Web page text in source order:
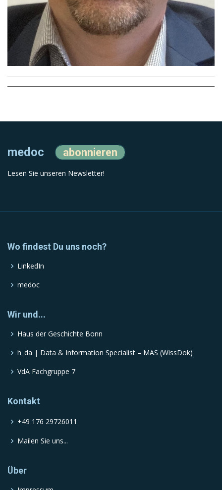
medoc abonnieren
Lesen Sie unseren Newsletter!
Wo findest Du uns noch?
LinkedIn
medoc
Wir und...
Haus der Geschichte Bonn
h_da | Data & Information Specialist – MAS (WissDok)
VdA Fachgruppe 7
Kontakt
+49 176 29726011
Mailen Sie uns...
Über